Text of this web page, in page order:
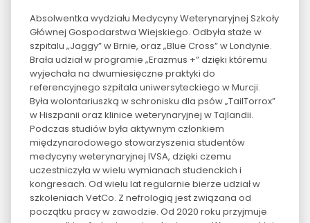
Absolwentka wydziału Medycyny Weterynaryjnej Szkoły
Głównej Gospodarstwa Wiejskiego. Odbyła staże w
szpitalu „Jaggy” w Brnie, oraz „Blue Cross” w Londynie.
Brała udział w programie „Erazmus +” dzięki któremu
wyjechała na dwumiesięczne praktyki do
referencyjnego szpitala uniwersyteckiego w Murcji.
Była wolontariuszką w schronisku dla psów „TailTorrox”
w Hiszpanii oraz klinice weterynaryjnej w Tajlandii.
Podczas studiów była aktywnym członkiem
międzynarodowego stowarzyszenia studentów
medycyny weterynaryjnej IVSA, dzięki czemu
uczestniczyła w wielu wymianach studenckich i
kongresach. Od wielu lat regularnie bierze udział w
szkoleniach VetCo. Z nefrologią jest związana od
początku pracy w zawodzie. Od 2020 roku przyjmuje